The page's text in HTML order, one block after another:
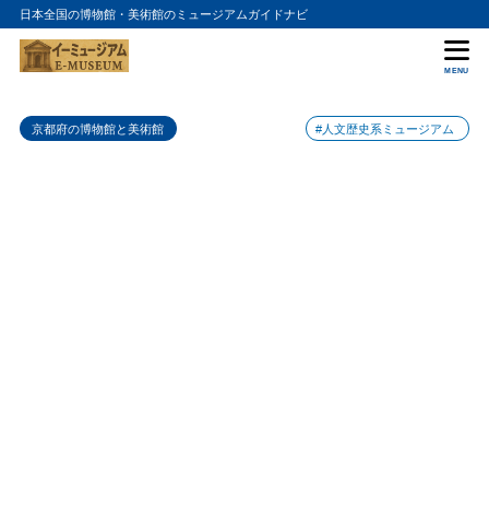
日本全国の博物館・美術館のミュージアムガイドナビ
MENU
京都府の博物館と美術館 #人文歴史系ミュージアム
目次
1 特徴